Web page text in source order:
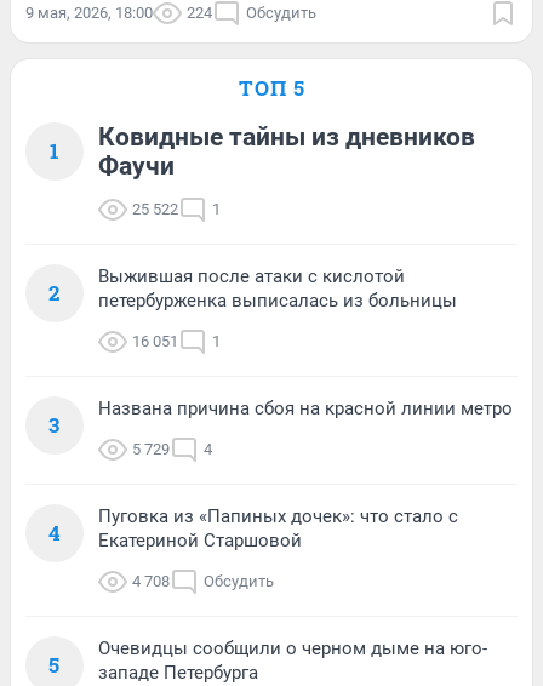
9 мая, 2026, 18:00 224 Обсудить
ТОП 5
1
Ковидные тайны из дневников
Фаучи
25 522 1
2
Выжившая после атаки с кислотой
петербурженка выписалась из больницы
16 051 1
3
Названа причина сбоя на красной линии метро
5 729 4
4
Пуговка из «Папиных дочек»: что стало с
Екатериной Старшовой
4 708 Обсудить
5
Очевидцы сообщили о черном дыме на юго-
западе Петербурга